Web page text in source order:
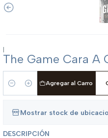
|
The Game Cara A
Cantidad
Agregar al Carro
Mostrar stock de
DESCRIPCIÓN